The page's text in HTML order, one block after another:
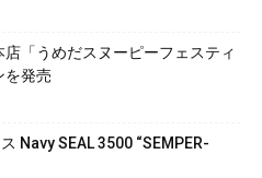
店「うめだスヌーピーフェスティ
を発売
Navy SEAL 3500 “SEMPER-